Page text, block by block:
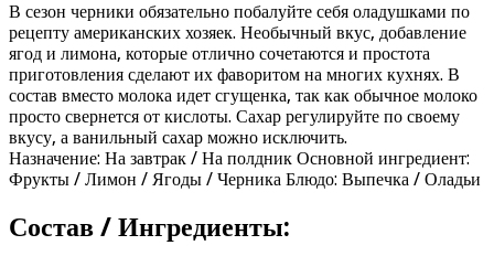
В сезон черники обязательно побалуйте себя оладушками по
рецепту американских хозяек. Необычный вкус, добавление
ягод и лимона, которые отлично сочетаются и простота
приготовления сделают их фаворитом на многих кухнях. В
состав вместо молока идет сгущенка, так как обычное молоко
просто свернется от кислоты. Сахар регулируйте по своему
вкусу, а ванильный сахар можно исключить.
Назначение: На завтрак / На полдник Основной ингредиент:
Фрукты / Лимон / Ягоды / Черника Блюдо: Выпечка / Оладьи
Состав / Ингредиенты: